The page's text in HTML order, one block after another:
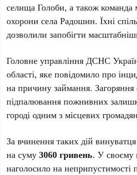
селища Голоби, а також команда
охорони села Радошин. Їхні
дозволили запобігти
Головне управління ДСНС
області, яке повідомило про
на причину займання. Загоряння
підпалювання пожнивних
городі одним з місцевих
За вчинення таких дій
на суму3060 гривень. У своєму
наголосило на неприпустимості